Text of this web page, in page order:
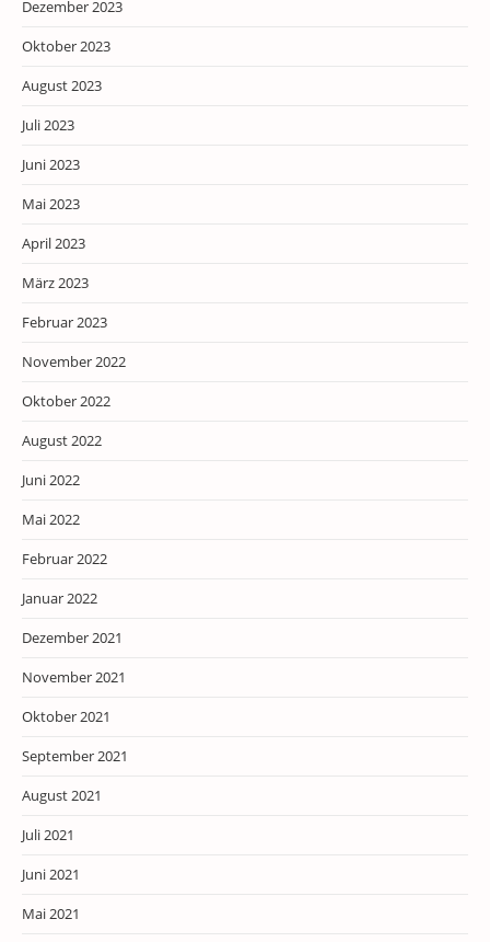
Dezember 2023
Oktober 2023
August 2023
Juli 2023
Juni 2023
Mai 2023
April 2023
März 2023
Februar 2023
November 2022
Oktober 2022
August 2022
Juni 2022
Mai 2022
Februar 2022
Januar 2022
Dezember 2021
November 2021
Oktober 2021
September 2021
August 2021
Juli 2021
Juni 2021
Mai 2021